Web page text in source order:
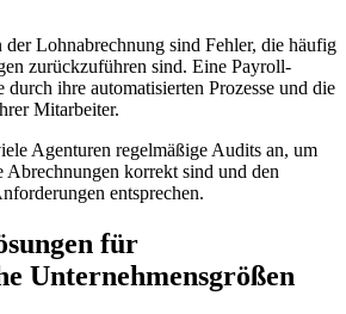
Lohnabrechnung sind Fehler, die häufig
zurückzuführen sind. Eine Payroll-
durch ihre automatisierten Prozesse und die
Mitarbeiter.
Agenturen regelmäßige Audits an, um
Abrechnungen korrekt sind und den
entsprechen.
für
Unternehmensgrößen